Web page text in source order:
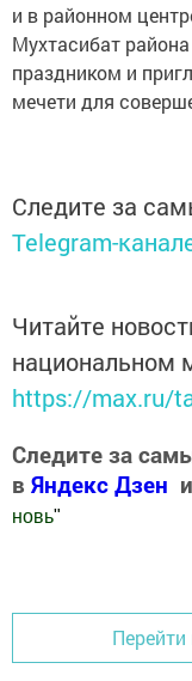
и в районном
Мухтасибат
праздником и
мечети для
Следите за
Telegram-
Читайте
национальном
https://max.ru/
Следите за
в Яндекс Дзен и
новь"
Перейти